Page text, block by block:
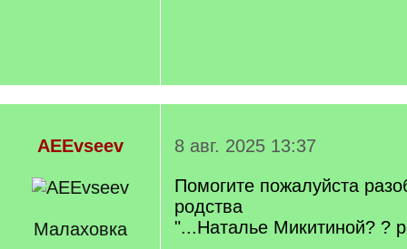
AEEvseev
Малаховка
8 авг. 2025 13:37
Помогите пожалуйста
родства
"...Наталье Микитиной? ?